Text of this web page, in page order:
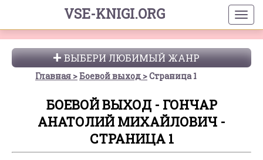
VSE-KNIGI.ORG
ВЫБЕРИ ЛЮБИМЫЙ ЖАНР
Главная Боевой выход Страница 1
БОЕВОЙ ВЫХОД - ГОНЧАР
АНАТОЛИЙ МИХАЙЛОВИЧ -
СТРАНИЦА 1